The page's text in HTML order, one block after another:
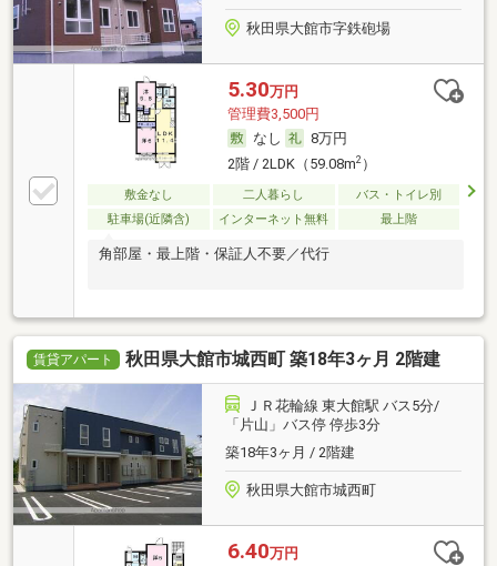
秋田県大館市字鉄砲場
5.30万円
管理費3,500円
なし
8万円
2階 / 2LDK（59.08m2）
敷金なし 二人暮らし
バス・トイレ別
駐車場(近隣含)
インターネット無料 最上階
角部屋・最上階・保証人不要／代行
賃貸アパート 秋田県大館市城西町 築18年3ヶ月 2階建
ＪＲ花輪線 東大館駅 バス5分/
「片山」バス停 停歩3分
築18年3ヶ月 / 2階建
秋田県大館市城西町
6.40万円